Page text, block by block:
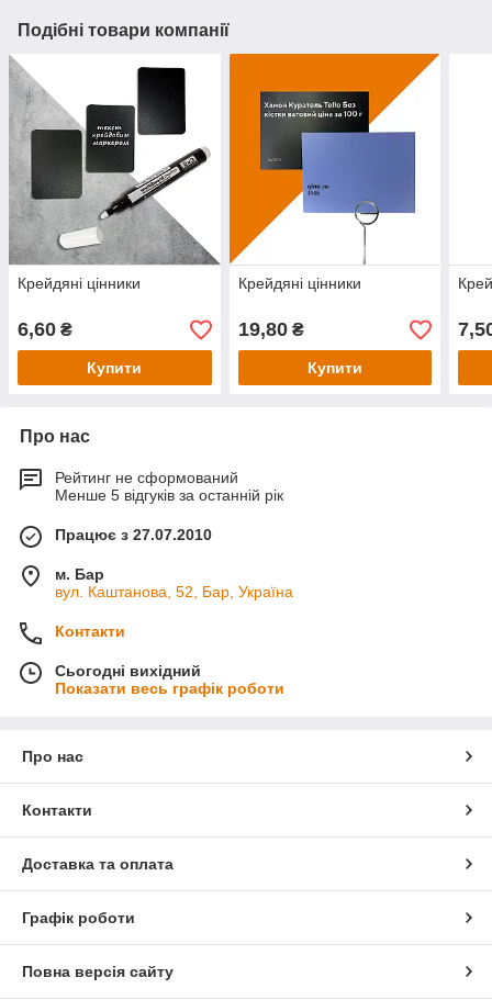
Подібні товари компанії
Крейдяні цінники
6,60 ₴
Купити
Крейдяні цінники
19,80₴
Купити
Про нас
Рейтинг не сформований
Менше 5 відгуків за останній рік
Працює з 27.07.2010
м. Бар
вул. Каштанова, 52, Бар, Україна
Контакти
Сьогодні вихідний
Показати весь графік роботи
Про нас
Контакти
Доставка та оплата
Графік роботи
Повна версія сайту